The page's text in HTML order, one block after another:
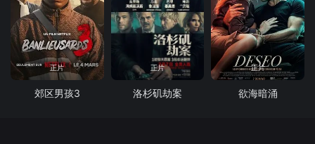
正片
郊区男孩3
正片
洛杉矶劫案
正片
欲海暗涌